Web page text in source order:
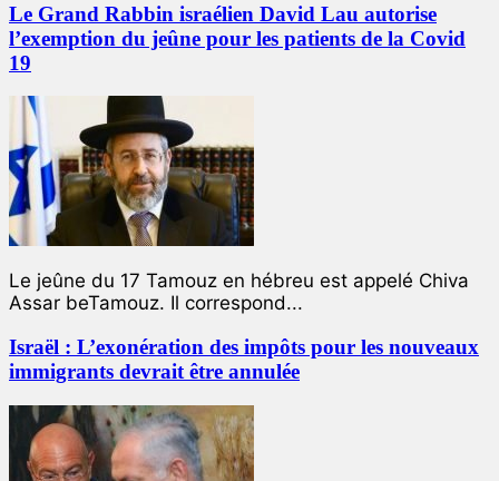
Le Grand Rabbin israélien David Lau autorise
l’exemption du jeûne pour les patients de la Covid
19
Le jeûne du 17 Tamouz en hébreu est appelé Chiva
Assar beTamouz. Il correspond...
Israël : L’exonération des impôts pour les nouveaux
immigrants devrait être annulée